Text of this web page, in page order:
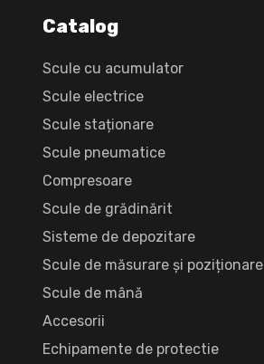
Catalog
Scule cu acumulator
Scule electrice
Scule staționare
Scule pneumatice
Compresoare
Scule de grădinărit
Sisteme de depozitare
Scule de măsurare și poziționare
Scule de mână
Accesorii
Echipamente de protectie